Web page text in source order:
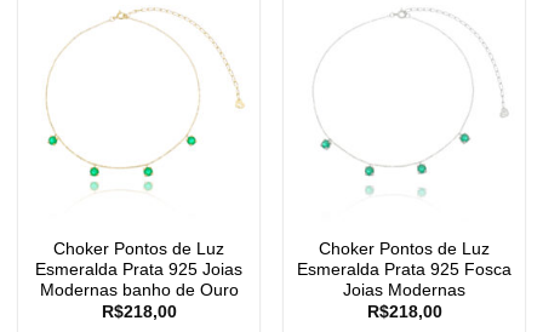
Choker Pontos de Luz
Esmeralda Prata 925 Joias
Modernas banho de Ouro
R$218,00
Choker Pontos de Luz
Esmeralda Prata 925 Fosca
Joias Modernas
R$218,00